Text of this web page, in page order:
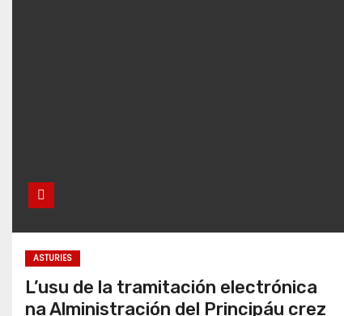
ASTURIES
L’usu de la tramitación electrónica
na Alministración del Principáu crez